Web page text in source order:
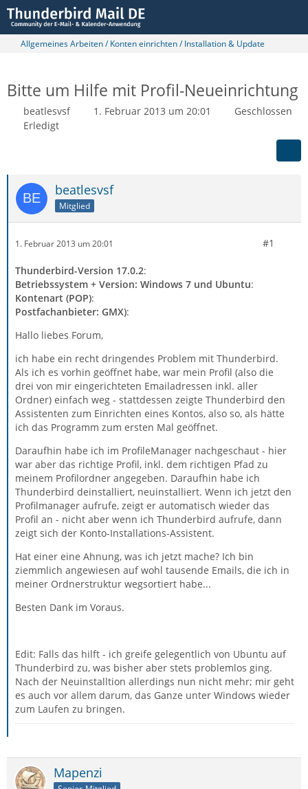
Allgemeines Arbeiten / Konten einrichten / Installation & Update
Bitte um Hilfe mit Profil-Neueinrichtung
beatlesvsf 1. Februar 2013 um 20:01
Geschlossen
Erledigt
beatlesvsf
Mitglied
1. Februar 2013 um 20:01 #1
Thunderbird-Version 17.0.2:
Betriebssystem + Version: Windows 7 und Ubuntu:
Kontenart (POP):
Postfachanbieter: GMX):
Hallo liebes Forum,
ich habe ein recht dringendes Problem mit Thunderbird.
Als ich es vorhin geöffnet habe, war mein Profil (also die
drei von mir eingerichteten Emailadressen inkl. aller
Ordner) einfach weg - stattdessen zeigte Thunderbird den
Assistenten zum Einrichten eines Kontos, also so, als hätte
ich das Programm zum ersten Mal geöffnet.
Daraufhin habe ich im ProfileManager nachgeschaut - hier
war aber das richtige Profil, inkl. dem richtigen Pfad zu
meinem Profilordner angegeben. Daraufhin habe ich
Thunderbird deinstalliert, neuinstalliert. Wenn ich jetzt den
Profilmanager aufrufe, zeigt er automatisch wieder das
Profil an - nicht aber wenn ich Thunderbird aufrufe, dann
zeigt sich der Konto-Installations-Assistent.
Hat einer eine Ahnung, was ich jetzt mache? Ich bin
ziemmlich angewiesen auf wohl tausende Emails, die ich in
meiner Ordnerstruktur wegsortiert habe...
Besten Dank im Voraus.
Edit: Falls das hilft - ich greife gelegentlich von Ubuntu auf
Thunderbird zu, was bisher aber stets problemlos ging.
Nach der Neuinstalltion allerdings nun nicht mehr; mir geht
es auch vor allem darum, das Ganze unter Windows wieder
zum Laufen zu bringen.
Mapenzi